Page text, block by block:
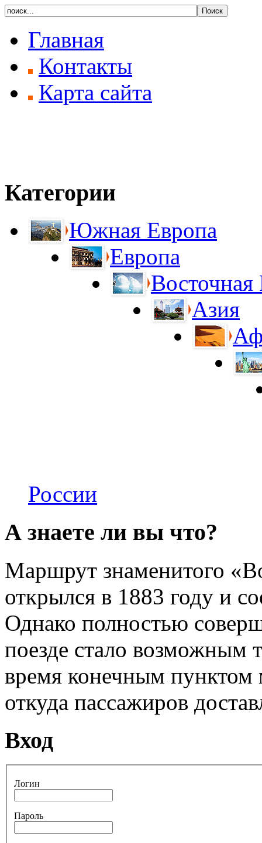
Главная
Контакты
Карта сайта
Категории
Южная Европа
Европа
Восточная
Азия
России
А знаете ли вы что?
Маршрут знаменитого
открылся в 1883 году и
Однако полностью
поезде стало возможным
время конечным пунктом
откуда пассажиров
Вход
Логин
Пароль